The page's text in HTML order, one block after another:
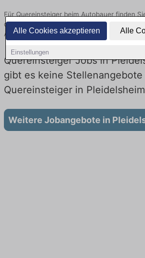
Alle Cookies akzeptieren Alle
Einstellungen
Für Quereinsteiger beim Autobauer finden
die aktuellsten Angebote. Entdecken Sie
Arbeitgebern und bewerben Sie sich noch
Quereinsteiger Jobs in
gibt es keine
Quereinsteiger in Pleidelsheim
Weitere Jobangebote in